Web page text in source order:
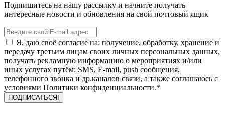
Подпишитесь на нашу рассылку и начните получать
интересные новости и обновления на свой почтовый ящик
Я, даю своё согласие на: получение, обработку, хранение и
передачу третьим лицам своих личных персональных данных,
получать рекламную информацию о мероприятиях и/или
иных услугах путём: SMS, E-mail, push сообщения,
телефонного звонка и др.каналов связи, а также соглашаюсь с
условиями Политики конфиденциальности.*